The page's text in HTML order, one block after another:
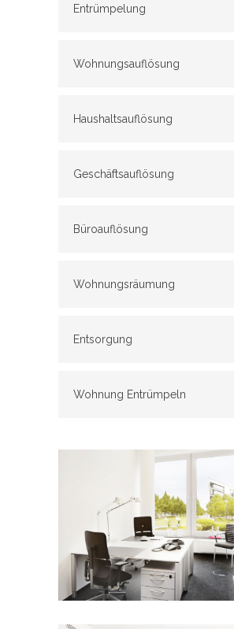
Entrümpelung
Wohnungsauflösung
Haushaltsauflösung
Geschäftsauflösung
Büroauflösung
Wohnungsräumung
Entsorgung
Wohnung Entrümpeln